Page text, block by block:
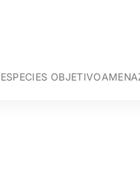
ESPECIES OBJETIVO